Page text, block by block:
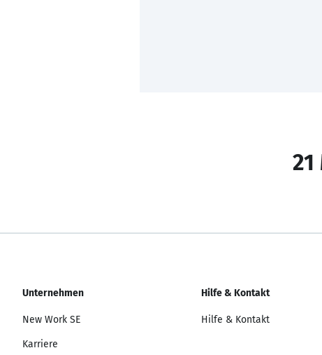
Unternehmen
New Work SE
Karriere
Hilfe & Kontakt
Hilfe & Kontakt